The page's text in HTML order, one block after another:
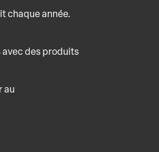
chaque année.
des produits
au